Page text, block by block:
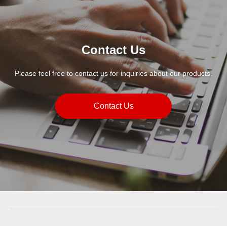
Contact Us
Please feel free to contact us for inquiries about our products.
Contact Us